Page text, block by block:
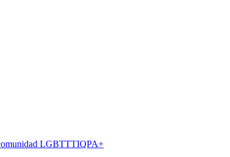
LGBTTTIQPA+